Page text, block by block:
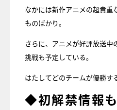
なかには新作アニメの超貴重
ものばかり。
さらに、アニメが好評放送
挑戦も予定している。
はたしてどのチームが優勝す
◆初解禁情報